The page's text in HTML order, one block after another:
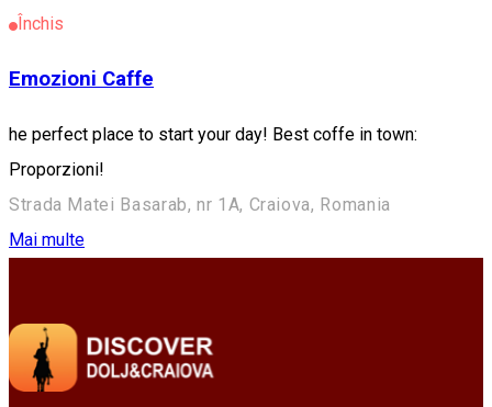
Închis
Emozioni Caffe
he perfect place to start your day! Best coffe in town:
Proporzioni!
Strada Matei Basarab, nr 1A, Craiova, Romania
Mai multe